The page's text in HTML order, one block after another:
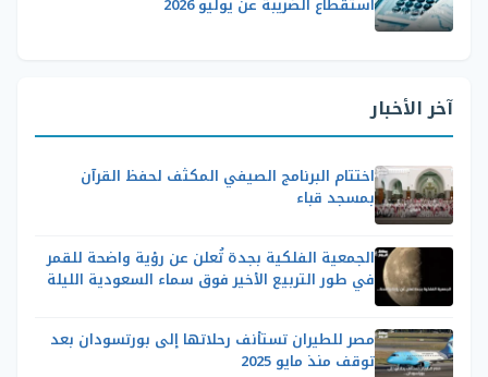
آخر الأخبار
اختتام البرنامج الصيفي المكثف لحفظ القرآن
بمسجد قباء
الجمعية الفلكية بجدة تُعلن عن رؤية واضحة للقمر
في طور التربيع الأخير فوق سماء السعودية الليلة
مصر للطيران تستأنف رحلاتها إلى بورتسودان بعد
توقف منذ مايو 2025